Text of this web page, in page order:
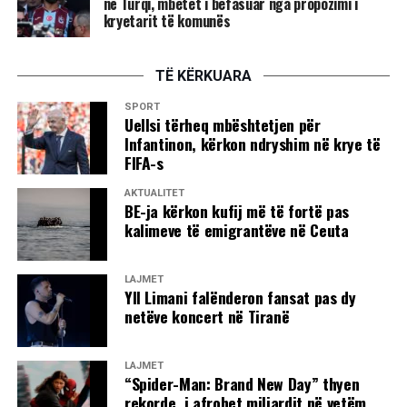
vend.
përplasje fizike mes deputetëve
Menjëherë pas përfundimit të fjalës së Kryeministrit Albin
Kurti, deputetja e Aleancës për Ardhmërinë e Kosovës,
Time Kadriaj, është afruar drejt foltores dhe ka gjuajtur me
menjëhershëm të deputetëve nga grupe të ndryshme
politike, të cilët janë ngritur në këmbë dhe kanë filluar
shtyrjet fizike mes vete. Për shkak të përshkallëzimit të
kryesuesi i seancës, Avni Dehari, ka vendosur të
ndërpresë seancën.
Tensione dhe ndërprerje në Kuvend: Kurti kërkon
kryetarit të komunës
TË KËRKUARA
SPORT
Uellsi tërheq mbështetjen për
Infantinon, kërkon ndryshim në krye të
FIFA-s
AKTUALITET
BE-ja kërkon kufij më të fortë pas
kalimeve të emigrantëve në Ceuta
LAJMET
Yll Limani falënderon fansat pas dy
netëve koncert në Tiranë
LAJMET
“Spider-Man: Brand New Day” thyen